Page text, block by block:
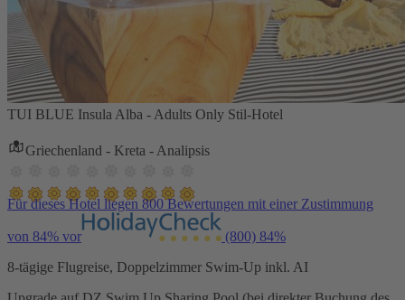
TUI BLUE Insula Alba - Adults Only Stil-Hotel
Griechenland - Kreta - Analipsis
Für dieses Hotel liegen 800 Bewertungen mit einer Zustimmung
von 84% vor (800) 84%
8-tägige Flugreise, Doppelzimmer Swim-Up inkl. AI